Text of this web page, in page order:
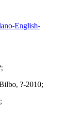
English-
?-2010;